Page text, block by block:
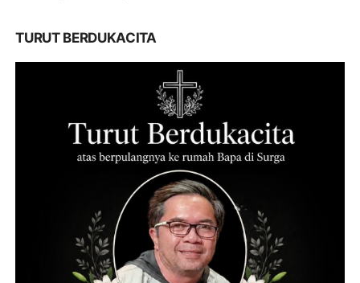
TURUT BERDUKACITA